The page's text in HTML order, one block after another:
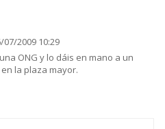
07/2009 10:29
ONG y lo dáis en mano a un
la plaza mayor.